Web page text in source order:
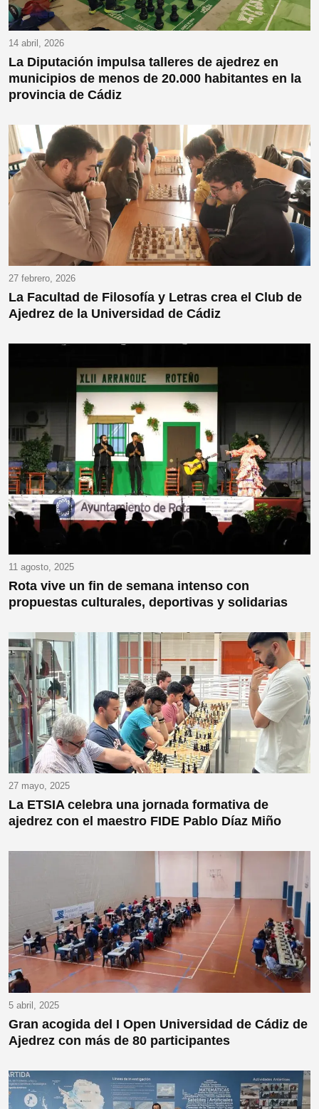
14 abril, 2026
La Diputación impulsa talleres de ajedrez en
municipios de menos de 20.000 habitantes en la
provincia de Cádiz
27 febrero, 2026
La Facultad de Filosofía y Letras crea el Club de
Ajedrez de la Universidad de Cádiz
11 agosto, 2025
Rota vive un fin de semana intenso con
propuestas culturales, deportivas y solidarias
27 mayo, 2025
La ETSIA celebra una jornada formativa de
ajedrez con el maestro FIDE Pablo Díaz Miño
5 abril, 2025
Gran acogida del I Open Universidad de Cádiz de
Ajedrez con más de 80 participantes